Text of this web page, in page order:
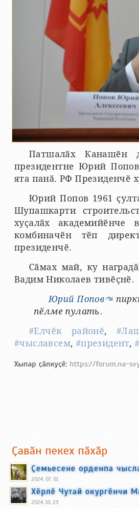
Патшалӑх Канашӗн
президентне Юрий
ята панӑ. РФ Президенчӗ
Юрий Попов 1961
Шупашкарти
хуҫалӑх академийӗнче
комбиначӗн тӗп
президенчӗ.
Сӑмах май, ку
Вадим Николаев тивӗҫнӗ.
Юрий Попов
пӗлме пулать.
#Елчӗк районӗ,
#чыславсем, #президент,
Хыпар ҫӑлкуҫӗ: https://forum.na-
Ҫавӑн пекех пӑхӑр
Ҫемьесене орденпа
2024, 07, 01
Хӗрлӗ Чутай окургӗнчи
2024, 10, 23